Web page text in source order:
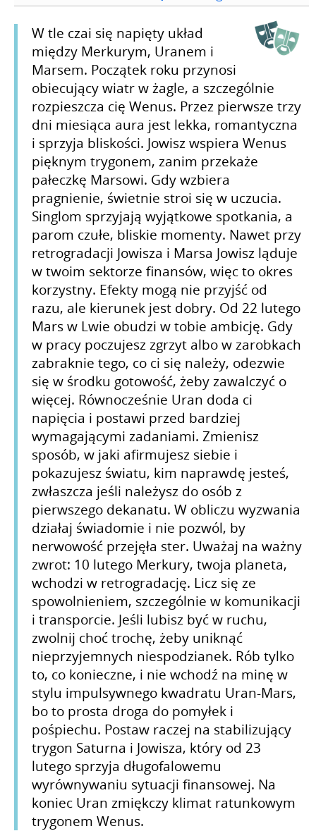
W tle czai się napięty układ
między Merkurym, Uranem i
Marsem. Początek roku przynosi
obiecujący wiatr w żagle, a szczególnie
rozpieszcza cię Wenus. Przez pierwsze trzy
dni miesiąca aura jest lekka, romantyczna
i sprzyja bliskości. Jowisz wspiera Wenus
pięknym trygonem, zanim przekaże
pałeczkę Marsowi. Gdy wzbiera
pragnienie, świetnie stroi się w uczucia.
Singlom sprzyjają wyjątkowe spotkania, a
parom czułe, bliskie momenty. Nawet przy
retrogradacji Jowisza i Marsa Jowisz ląduje
w twoim sektorze finansów, więc to okres
korzystny. Efekty mogą nie przyjść od
razu, ale kierunek jest dobry. Od 22 lutego
Mars w Lwie obudzi w tobie ambicję. Gdy
w pracy poczujesz zgrzyt albo w zarobkach
zabraknie tego, co ci się należy, odezwie
się w środku gotowość, żeby zawalczyć o
więcej. Równocześnie Uran doda ci
napięcia i postawi przed bardziej
wymagającymi zadaniami. Zmienisz
sposób, w jaki afirmujesz siebie i
pokazujesz światu, kim naprawdę jesteś,
zwłaszcza jeśli należysz do osób z
pierwszego dekanatu. W obliczu wyzwania
działaj świadomie i nie pozwól, by
nerwowość przejęła ster. Uważaj na ważny
zwrot: 10 lutego Merkury, twoja planeta,
wchodzi w retrogradację. Licz się ze
spowolnieniem, szczególnie w komunikacji
i transporcie. Jeśli lubisz być w ruchu,
zwolnij choć trochę, żeby uniknąć
nieprzyjemnych niespodzianek. Rób tylko
to, co konieczne, i nie wchodź na minę w
stylu impulsywnego kwadratu Uran-Mars,
bo to prosta droga do pomyłek i
pośpiechu. Postaw raczej na stabilizujący
trygon Saturna i Jowisza, który od 23
lutego sprzyja długofalowemu
wyrównywaniu sytuacji finansowej. Na
koniec Uran zmiękczy klimat ratunkowym
trygonem Wenus.